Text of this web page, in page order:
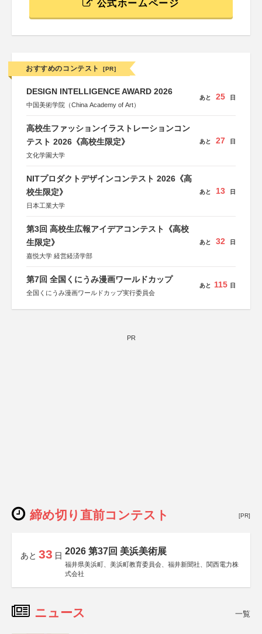
公式ホームページ
おすすめのコンテスト [PR]
DESIGN INTELLIGENCE AWARD 2026
中国美術学院（China Academy of Art）
あと 25 日
高校生ファッションイラストレーションコン
テスト 2026《高校生限定》
文化学園大学
あと 27 日
NITプロダクトデザインコンテスト 2026《高
校生限定》
日本工業大学
あと 13 日
第3回 高校生広報アイデアコンテスト《高校
生限定》
嘉悦大学 経営経済学部
あと 32 日
第7回 全国くにうみ漫画ワールドカップ
全国くにうみ漫画ワールドカップ実行委員会
あと 115 日
PR
締め切り直前コンテスト [PR]
あと 33 日 2026 第37回 美浜美術展
福井県美浜町、美浜町教育委員会、福井新聞社、関西電力株
式会社
ニュース 一覧